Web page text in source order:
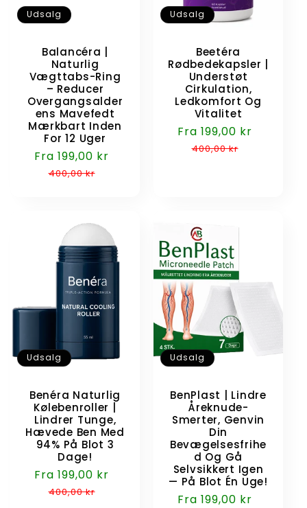
Udsalg
Balancéra |
Naturlig
Vægttabs-Ring
– Reducer
Overgangsalder
ens Mavefedt
Mærkbart Inden
For 12 Uger
Udsalgspris
Fra 199,00 kr
400,00 kr
Udsalg
Beetéra
Rødbedekapsler |
Understøt
Cirkulation,
Ledkomfort Og
Vitalitet
Udsalgspris
Fra 199,00 kr
400,00 kr
Udsalg
Benéra Naturlig
Kølebenroller |
Lindrer Tunge,
Hævede Ben Med
94% På Blot 3
Dage!
Udsalgspris
Fra 199,00 kr Normalpris
400,00 kr
Udsalg
BenPlast | Lindre
Åreknude-
Smerter, Genvin
Din
Bevægelsesfrihe
d Og Gå
Selvsikkert Igen
— På Blot Én Uge!
Udsalgspris
Fra 199,00 kr